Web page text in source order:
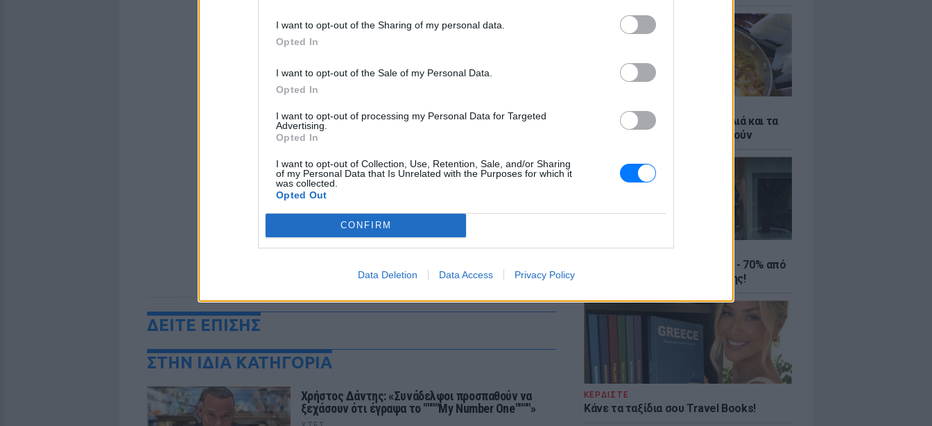
I want to opt-out of the Sharing of my personal data.
Opted In
I want to opt-out of the Sale of my Personal Data.
Opted In
I want to opt-out of processing my Personal Data for Targeted
Advertising.
Opted In
I want to opt-out of Collection, Use, Retention, Sale, and/or Sharing
of my Personal Data that Is Unrelated with the Purposes for which it
was collected.
Opted Out
CONFIRM
Data Deletion Data Access Privacy Policy
Ελληνικό γιαούρτι: Μία κουταλιά και τα
scrambled eggs θα απογειωθούν
ΚΕΡΔΙΣΤΕ
Καλοκαιρινές εκπτώσεις έως - 70% από
τα μεγαλύτερα eshops ένδυσης!
ΚΕΡΔΙΣΤΕ
Κάνε τα ταξίδια σου Travel Books!
ΔΕΙΤΕ ΕΠΙΣΗΣ
ΣΤΗΝ ΙΔΙΑ ΚΑΤΗΓΟΡΙΑ
Χρήστος Δάντης: «Συνάδελφοι προσπαθούν να
ξεχάσουν ότι έγραψα το """"My Number One""""»